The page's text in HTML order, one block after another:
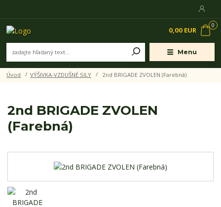
Menu
0
0,00 EUR
Úvod VÝŠIVKA-VZDUŠNÉ SILY 2nd BRIGADE ZVOLEN (Farebná)
2nd BRIGADE ZVOLEN
(Farebná)